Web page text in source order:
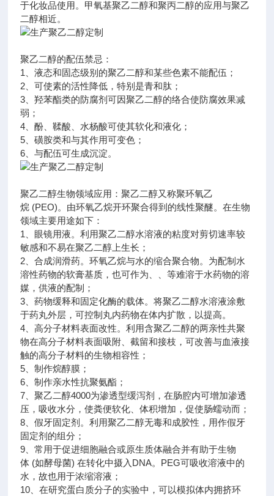
于化妆品使用。甲氧基聚乙二醇和聚丙二醇的应用与聚乙
二醇相近。
聚乙二醇的配伍禁忌：
1、液态和固态级别的聚乙二醇和某些色素不能配伍；
2、可使素的活性降低，特别是青和肽；
3、羟苯酯类的防腐剂可因聚乙二醇的络合使防腐效果减
弱；
4、酚、鞣酸、水杨酸可使其软化和液化；
5、磺胺类和与其作用可变色；
6、与配伍可生成沉淀。
聚乙二醇生物领域应用：聚乙二醇又称聚环氧乙
烷 (PEO)。由环氧乙烷开环聚合得到的线性聚醚。在生物
领域主要用途如下：
1、眼镜用液。利用聚乙二醇水溶液的粘度对剪切速率较
敏感和不易在聚乙二醇上生长；
2、合成润滑药。环氧乙烷与水的缩合聚合物。为配制水
溶性药物的软膏基质，也可作为、、等难溶于水药物的溶
媒，供液的配制；
3、药物缓释和固定化酶的载体。将聚乙二醇水溶液涂敷
于药丸外层，可控制丸内药物在体内扩散，以提高。
4、高分子材料表面改性。利用含聚乙二醇的两亲性共聚
物在高分子材料表面吸附、截留和接枝，可改善与血液接
触的高分子材料的生物相容性；
5、制作烷醇膜；
6、制作亲水性抗聚氨酯；
7、聚乙二醇4000为渗透型缓泻剂，在肠腔内可增加渗透
压，吸收水分，使粪便软化、体积增加，促使肠蠕动而；
8、假牙固定剂。利用聚乙二醇无毒和成胶性，用作假牙
固定剂的组分；
9、常用于促进细胞融合或原生质体融合并有助于生物
体 (如酵母菌) 在转化中摄入DNA。PEG可吸收溶液中的
水，故也用于浓缩溶液；
10、在研究蛋白质分子的实验中，可以模拟体内拥挤环